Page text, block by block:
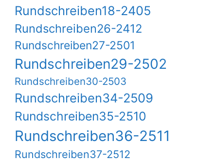
Rundschreiben18-2405
Rundschreiben26-2412
Rundschreiben27-2501
Rundschreiben29-2502
Rundschreiben30-2503
Rundschreiben34-2509
Rundschreiben35-2510
Rundschreiben36-2511
Rundschreiben37-2512